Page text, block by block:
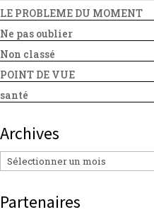
LE PROBLEME DU MOMENT
Ne pas oublier
Non classé
POINT DE VUE
santé
Archives
Archives
Partenaires